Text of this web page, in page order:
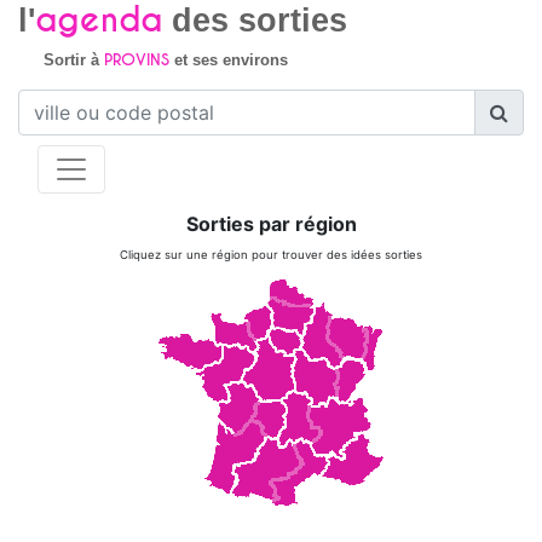
l'agenda des sorties
Sortir à PROVINSet ses environs
Sorties par région
Cliquez sur une région pour trouver des idées sorties